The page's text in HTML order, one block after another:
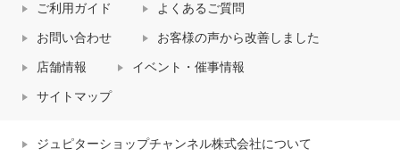
ご利用ガイド よくあるご質問
お問い合わせ お客様の声から改善しました
店舗情報 イベント・催事情報
サイトマップ
ジュピターショップチャンネル株式会社について